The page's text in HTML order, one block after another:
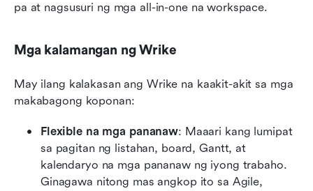
pa at nagsusuri ng mga all-in-one na workspace.
Mga kalamangan ng Wrike
May ilang kalakasan ang Wrike na kaakit-akit sa mga
makabagong koponan:
Flexible na mga pananaw: Maaari kang lumipat
sa pagitan ng listahan, board, Gantt, at
kalendaryo na mga pananaw ng iyong trabaho.